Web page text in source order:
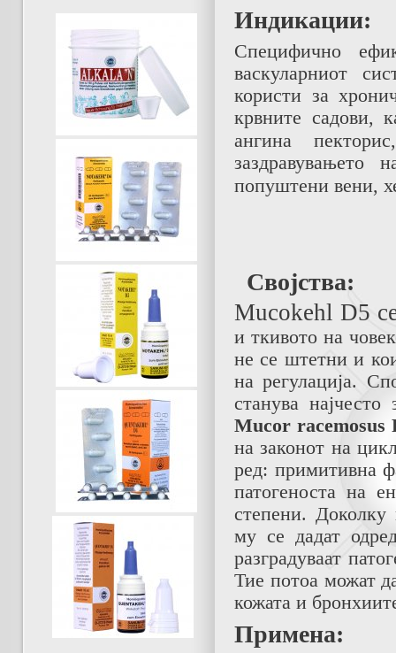
Индикации:
Специфично
васкуларниот
користи за
крвните садови,
ангина пекторис,
заздравувањето
попуштени вени,
Својства:
Мucokehl D5
и ткивото на
не се штетни и
на регулација.
станува
Mucor racemоsus
на законот на
ред: примитивна
патогеноста на
степени. Доколку
му се дадат
разградуваат
Тие потоа можат
кожата и
Примена: